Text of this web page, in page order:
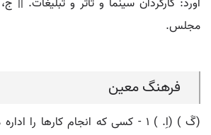
مجلس.
فرهنگ معین